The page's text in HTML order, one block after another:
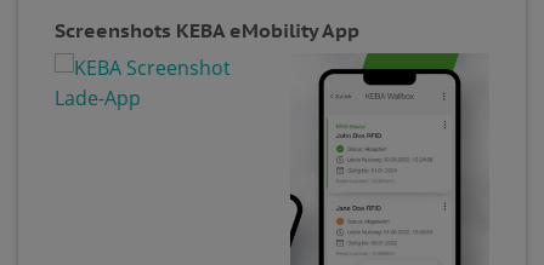
Screenshots KEBA eMobility App